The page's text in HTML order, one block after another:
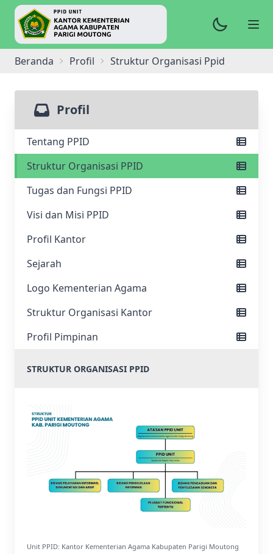
Beranda Profil Struktur Organisasi Ppid
Profil
Tentang PPID
Struktur Organisasi PPID
Tugas dan Fungsi PPID
Visi dan Misi PPID
Profil Kantor
Sejarah
Logo Kementerian Agama
Struktur Organisasi Kantor
Profil Pimpinan
STRUKTUR ORGANISASI PPID
Unit PPID: Kantor Kementerian Agama Kabupaten Parigi Moutong